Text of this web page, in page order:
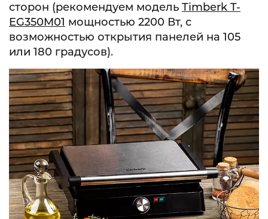
сторон (рекомендуем модель Timberk T-
EG350M01 мощностью 2200 Вт, с
возможностью открытия панелей на 105
или 180 градусов).